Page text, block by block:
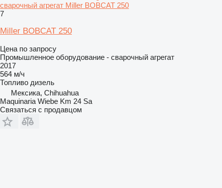
сварочный агрегат Miller BOBCAT 250
7
Miller BOBCAT 250
Цена по запросу
Промышленное оборудование - сварочный агрегат
2017
564 м/ч
Топливо дизель
Мексика, Chihuahua
Maquinaria Wiebe Km 24 Sa
Связаться с продавцом